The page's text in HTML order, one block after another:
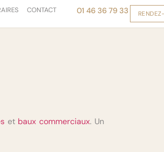
CONTACT 01 46 36 79 33
et baux commerciaux. Un